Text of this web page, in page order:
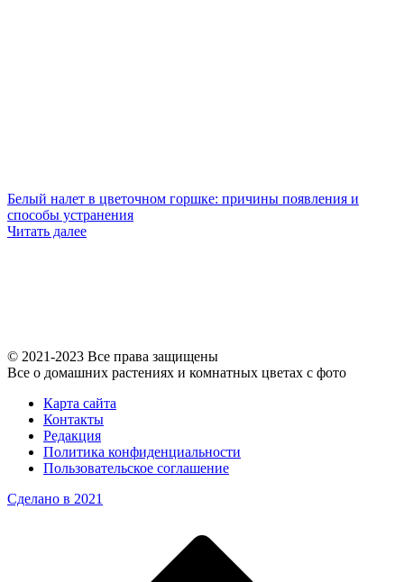
Белый налет в цветочном горшке: причины появления и
способы устранения
Читать далее
© 2021-2023 Все права защищены
Все о домашних растениях и комнатных цветах с фото
Карта сайта
Контакты
Редакция
Политика конфиденциальности
Пользовательское соглашение
Сделано в 2021